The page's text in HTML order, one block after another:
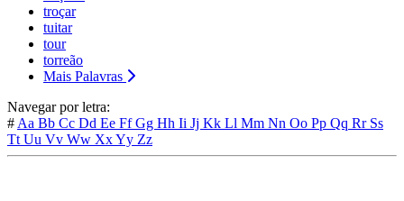
troçar
tuitar
tour
torreão
Mais Palavras
Navegar por letra:
# Aa Bb Cc Dd Ee FfGg Hh Ii Jj Kk Ll Mm Nn Oo Pp Qq Rr Ss
Tt Uu Vv Ww XxYy Zz